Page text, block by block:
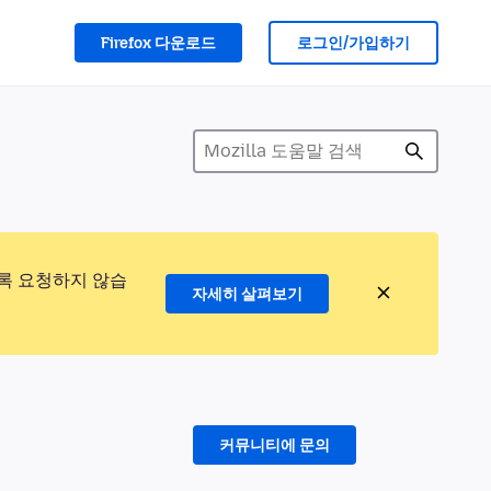
Firefox 다운로드 로그인/가입하기
요청하지 않습
자세히 살펴보기
커뮤니티에 문의